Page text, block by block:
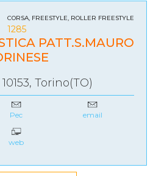
CORSA, FREESTYLE, ROLLER FREESTYLE
1285
PATT.S.MAURO
Torino(TO)
Pec email
web